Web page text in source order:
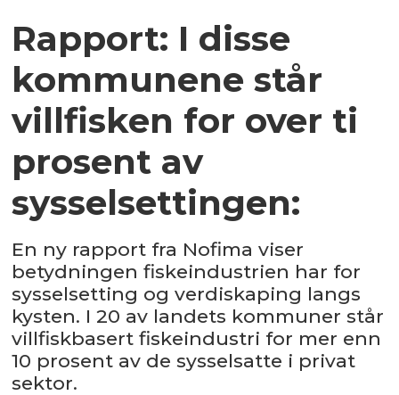
Rapport: I disse
kommunene står
villfisken for over ti
prosent av
sysselsettingen:
En ny rapport fra Nofima viser
betydningen fiskeindustrien har for
sysselsetting og verdiskaping langs
kysten. I 20 av landets kommuner står
villfiskbasert fiskeindustri for mer enn
10 prosent av de sysselsatte i privat
sektor.